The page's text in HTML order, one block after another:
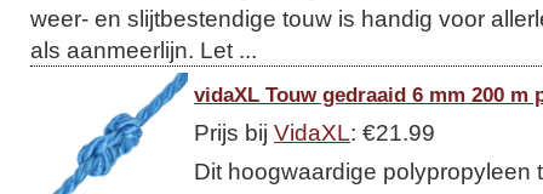
weer- en slijtbestendige touw is handig voor
als aanmeerlijn. Let ...
vidaXL Touw gedraaid 6 mm 200 m
Prijs bij VidaXL: €21.99
Dit hoogwaardige polypropyleen